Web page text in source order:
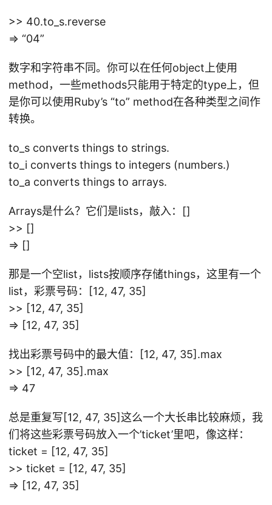
>> 40.to_s.reverse
=> “04”
数字和字符串不同。你可以在任何object上使用
method，一些methods只能用于特定的type上，但
是你可以使用Ruby’s “to” method在各种类型之间作
转换。
to_s converts things to strings.
to_i converts things to integers (numbers.)
to_a converts things to arrays.
Arrays是什么？它们是lists，敲入：[]
>> []
=> []
那是一个空list，lists按顺序存储things，这里有一个
list，彩票号码：[12, 47, 35]
>> [12, 47, 35]
=> [12, 47, 35]
找出彩票号码中的最大值：[12, 47, 35].max
>> [12, 47, 35].max
=> 47
总是重复写[12, 47, 35]这么一个大长串比较麻烦，我
们将这些彩票号码放入一个’ticket’里吧，像这样：
ticket = [12, 47, 35]
>> ticket = [12, 47, 35]
=> [12, 47, 35]